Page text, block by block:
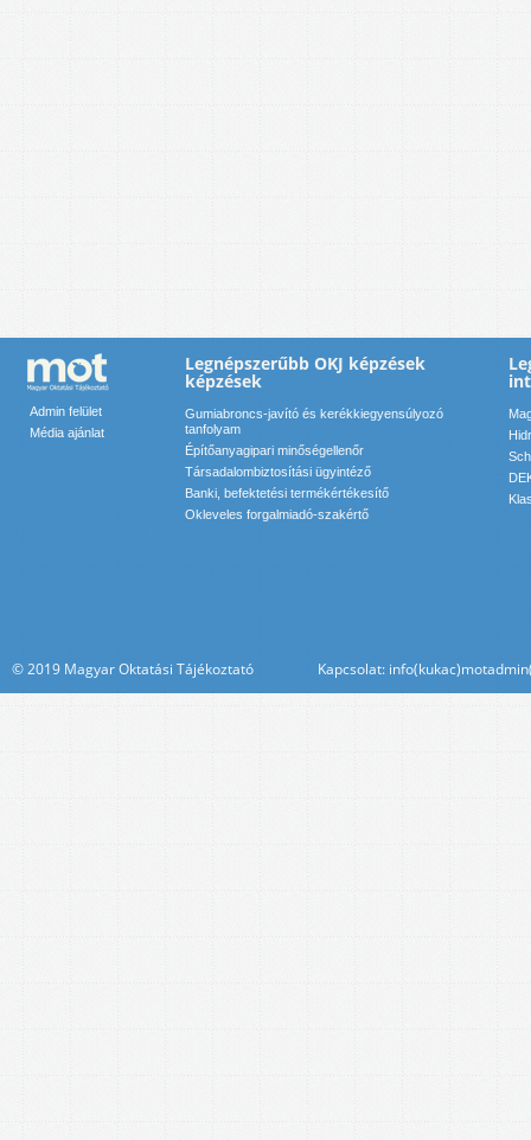
Admin felület
Média ajánlat
Legnépszerűbb OKJ képzések
képzések
Gumiabroncs-javító és kerékkiegyensúlyozó
tanfolyam
Építőanyagipari minőségellenőr
Társadalombiztosítási ügyintéző
Banki, befektetési termékértékesítő
Okleveles forgalmiadó-szakértő
© 2019 Magyar Oktatási Tájékoztató Kapcsolat: